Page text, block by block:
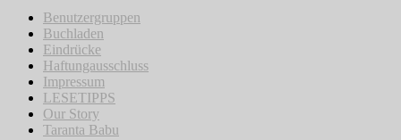
Benutzergruppen
Buchladen
Eindrücke
Haftungausschluss
Impressum
LESETIPPS
Our Story
Taranta Babu